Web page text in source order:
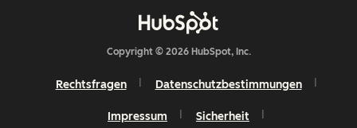
Copyright © 2026 HubSpot, Inc.
Rechtsfragen Datenschutzbestimmungen
Impressum Sicherheit